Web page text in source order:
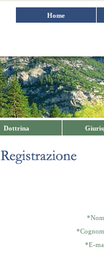
Home
Dottrina
*E-